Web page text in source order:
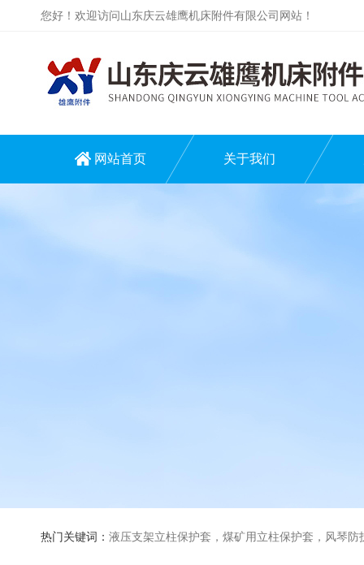
您好！欢迎访问山东庆云雄鹰机床附件有限公司网站！
网站首页 关于我们
热门关键词： 液压支架立柱保护套，煤矿用立柱保护套，风琴